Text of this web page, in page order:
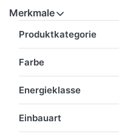
Merkmale
Produktkategorie
Farbe
Energieklasse
Einbauart